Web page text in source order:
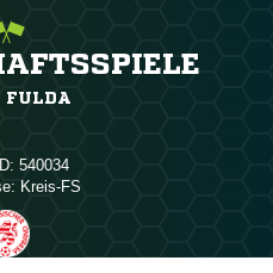
FULDA
540034
Kreis-FS